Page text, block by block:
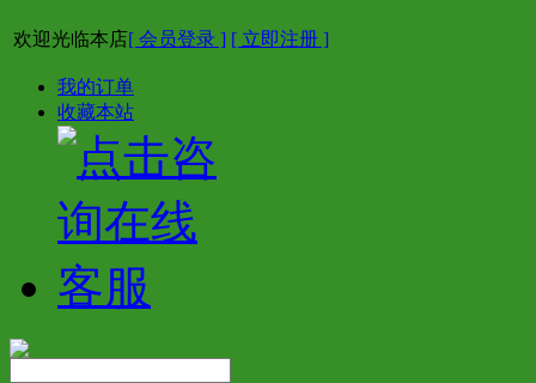
欢迎光临本店[ 会员登录 ] [ 立即注册 ]
我的订单
收藏本站